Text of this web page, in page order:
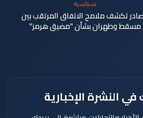
سياسية
تكشف ملامح الاتفاق المرتقب بين
مسقط وطهران بشأن "مضيق هرمز"
النشرة الإخبارية